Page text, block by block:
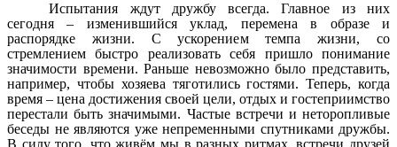
Испытания ждут дружбу всегда. Главное из них
сегодня – изменившийся уклад, перемена в образе и
распорядке жизни. С ускорением темпа жизни, со
стремлением быстро реализовать себя пришло понимание
значимости времени. Раньше невозможно было представить,
например, чтобы хозяева тяготились гостями. Теперь, когда
время – цена достижения своей цели, отдых и гостеприимство
перестали быть значимыми. Частые встречи и неторопливые
беседы не являются уже непременными спутниками дружбы.